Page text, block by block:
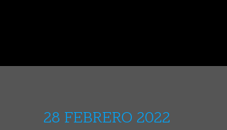
28 FEBRERO 2022